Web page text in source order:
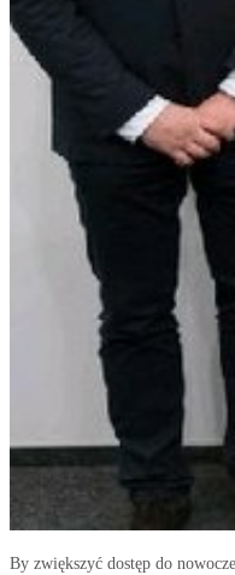
By zwiększyć dostęp do